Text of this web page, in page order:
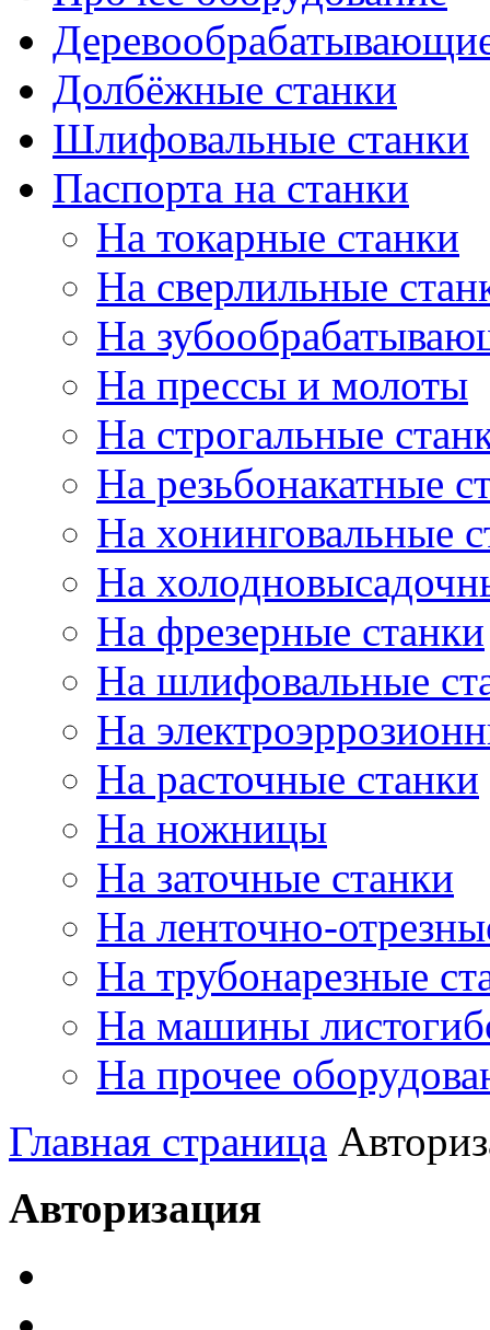
Долбёжные станки
Шлифовальные станки
Паспорта на станки
На токарные станки
На сверлильные
На
На прессы и молоты
На строгальные
На резьбонакатные
На хонинговальные
На
На фрезерные станки
На шлифовальные
На
На расточные станки
На ножницы
На заточные станки
На ленточно-
На трубонарезные
На машины
На прочее
Главная страница
Авторизация